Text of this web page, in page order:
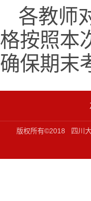
各教师
格按照本
确保期末
版权所有©2018 四川